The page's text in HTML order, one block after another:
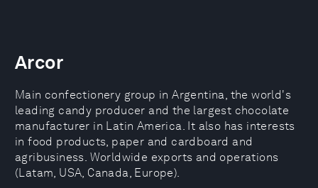
Arcor
Main confectionery group in Argentina, the world's
leading candy producer and the largest chocolate
manufacturer in Latin America. It also has interests
in food products, paper and cardboard and
agribusiness. Worldwide exports and operations
(Latam, USA, Canada, Europe).